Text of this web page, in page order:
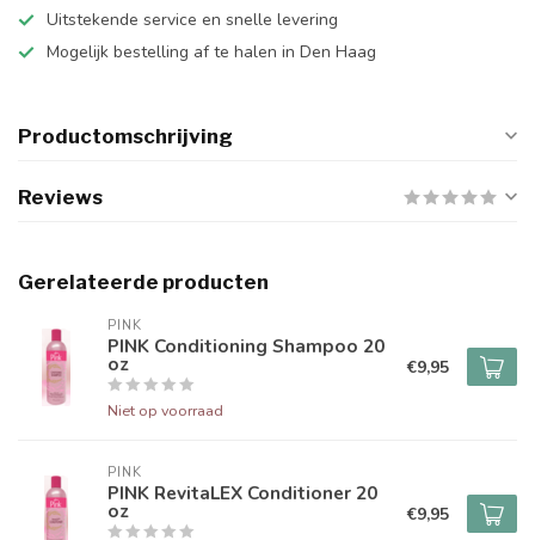
Uitstekende service en snelle levering
Mogelijk bestelling af te halen in Den Haag
Productomschrijving
Reviews
Gerelateerde producten
PINK
PINK Conditioning Shampoo 20
oz
Niet op voorraad
€9,95
PINK
PINK RevitaLEX Conditioner 20
oz €9,95